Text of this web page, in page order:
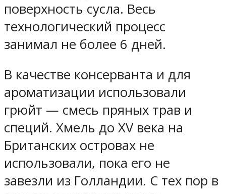
поверхность сусла. Весь
технологический процесс
занимал не более 6 дней.
В качестве консерванта и для
ароматизации использовали
грюйт — смесь пряных трав и
специй. Хмель до XV века на
Британских островах не
использовали, пока его не
завезли из Голландии. С тех пор в